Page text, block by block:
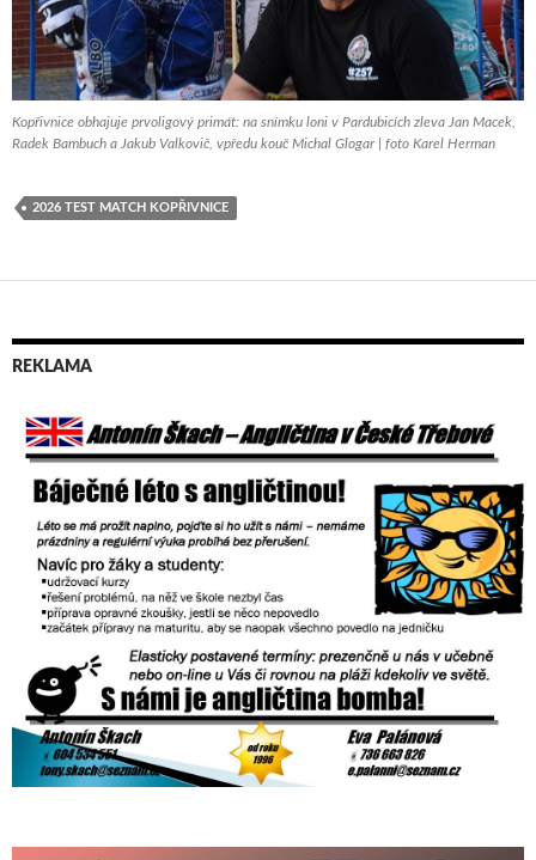
Kopřivnice obhajuje prvoligový primát: na snímku loni v Pardubicích zleva Jan Macek,
Radek Bambuch a Jakub Valkovič, vpředu kouč Michal Glogar | foto Karel Herman
2026 TEST MATCH KOPŘIVNICE
REKLAMA